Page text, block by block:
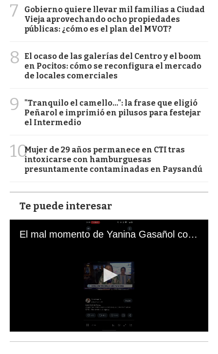
7
Gobierno quiere llevar mil familias a Ciudad
Vieja aprovechando ocho propiedades
públicas: ¿cómo es el plan del MVOT?
8
El ocaso de las galerías del Centro y el boom
en Pocitos: cómo se reconfigura el mercado
de locales comerciales
9
"Tranquilo el camello...": la frase que eligió
Peñarol e imprimió en pilusos para festejar
el Intermedio
10Mujer de 29 años permanece en CTI tras
intoxicarse con hamburguesas
presuntamente contaminadas en Paysandú
Te puede interesar
El mal momento de Yanina Gasañol con un hincha argentino en "Subrayado"
s